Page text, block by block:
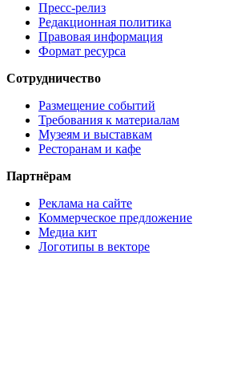
Пресс-релиз
Редакционная политика
Правовая информация
Формат ресурса
Сотрудничество
Размещение событий
Требования к материалам
Музеям и выставкам
Ресторанам и кафе
Партнёрам
Реклама на сайте
Коммерческое предложение
Медиа кит
Логотипы в векторе